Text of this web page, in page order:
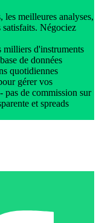
les meilleures analyses,
satisfaits. Négociez
milliers d'instruments
de données
quotidiennes
gérer vos
pas de commission sur
et spreads